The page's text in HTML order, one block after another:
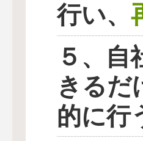
行い、
５、自
きるだ
的に行